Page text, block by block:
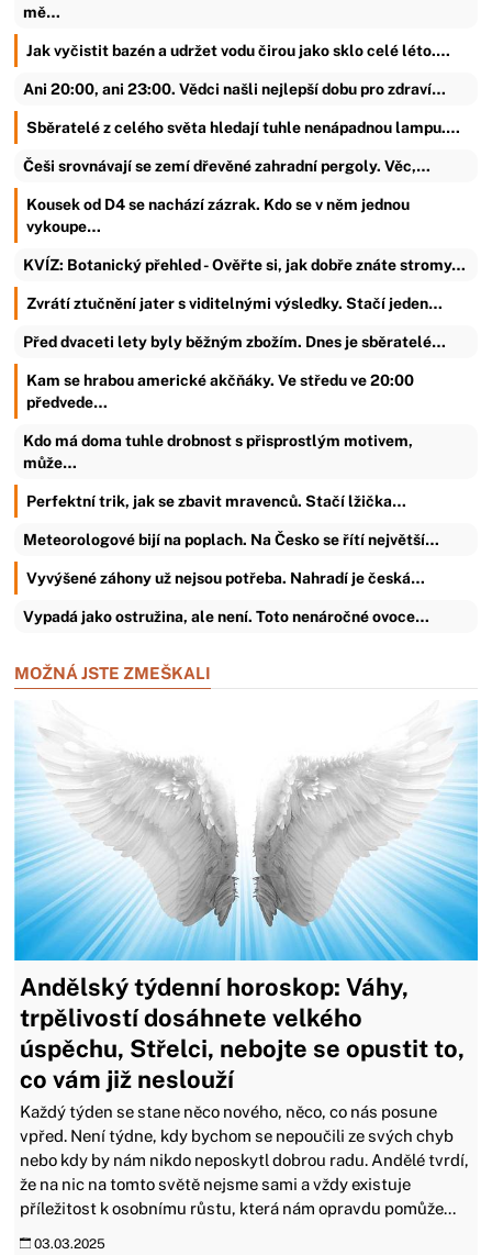
mě…
Jak vyčistit bazén a udržet vodu čirou jako sklo celé léto.…
Ani 20:00, ani 23:00. Vědci našli nejlepší dobu pro zdraví…
Sběratelé z celého světa hledají tuhle nenápadnou lampu.…
Češi srovnávají se zemí dřevěné zahradní pergoly. Věc,…
Kousek od D4 se nachází zázrak. Kdo se v něm jednou
vykoupe…
KVÍZ: Botanický přehled - Ověřte si, jak dobře znáte stromy…
Zvrátí ztučnění jater s viditelnými výsledky. Stačí jeden…
Před dvaceti lety byly běžným zbožím. Dnes je sběratelé…
Kam se hrabou americké akčňáky. Ve středu ve 20:00
předvede…
Kdo má doma tuhle drobnost s přisprostlým motivem,
může…
Perfektní trik, jak se zbavit mravenců. Stačí lžička…
Meteorologové bijí na poplach. Na Česko se řítí největší…
Vyvýšené záhony už nejsou potřeba. Nahradí je česká…
Vypadá jako ostružina, ale není. Toto nenáročné ovoce…
MOŽNÁ JSTE ZMEŠKALI
Andělský týdenní horoskop: Váhy,
trpělivostí dosáhnete velkého
úspěchu, Střelci, nebojte se opustit to,
co vám již neslouží
Každý týden se stane něco nového, něco, co nás posune
vpřed. Není týdne, kdy bychom se nepoučili ze svých chyb
nebo kdy by nám nikdo neposkytl dobrou radu. Andělé tvrdí,
že na nic na tomto světě nejsme sami a vždy existuje
příležitost k osobnímu růstu, která nám opravdu pomůže...
03.03.2025